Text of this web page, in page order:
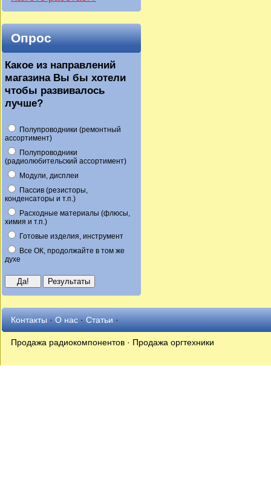
Опрос
Какое из направлений
магазина Вы бы хотели
чтобы развивалось
лучше?
Полупроводники (ремонтный
ассортимент)
Полупроводники
(радиолюбительский ассортимент)
Модули, дисплеи
Пассив (резисторы,
конденсаторы и т.п.)
Расходные материалы (флюсы,
химия и т.п.)
Готовые изделия, инструмент
Все ОК, продолжайте в том же
духе
Контакты·О нас·Статьи·
Продажа радиокомпонентов · Продажа оргтехники